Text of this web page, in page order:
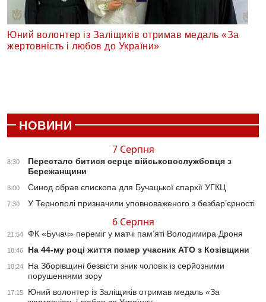
Юний волонтер із Заліщиків отримав медаль «За
жертовність і любов до України»
НОВИНИ
7 Серпня
8:30
Перестало битися серце військовослужбовця з
Бережанщини
8:00 Синод обрав єпископа для Бучацької єпархії УГКЦ
7:30 У Тернополі призначили уповноваженого з безбар’єрності
6 Серпня
21:54 ФК «Бучач» переміг у матчі пам’яті Володимира Дроня
18:46 На 44-му році життя помер учасник АТО з Козівщини
18:24
На Зборівщині безвісти зник чоловік із серйозними
порушеннями зору
17:15
Юний волонтер із Заліщиків отримав медаль «За